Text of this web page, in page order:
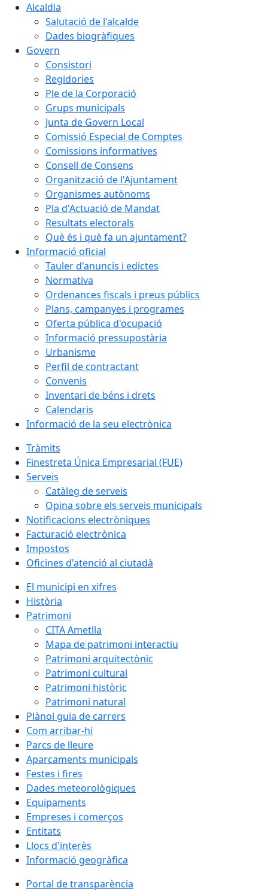
Alcaldia
Salutació de l'alcalde
Dades biogràfiques
Govern
Consistori
Regidories
Ple de la Corporació
Grups municipals
Junta de Govern Local
Comissió Especial de Comptes
Comissions informatives
Consell de Consens
Organització de l'Ajuntament
Organismes autònoms
Pla d'Actuació de Mandat
Resultats electorals
Què és i què fa un ajuntament?
Informació oficial
Tauler d'anuncis i edictes
Normativa
Ordenances fiscals i preus públics
Plans, campanyes i programes
Oferta pública d'ocupació
Informació pressupostària
Urbanisme
Perfil de contractant
Convenis
Inventari de béns i drets
Calendaris
Informació de la seu electrònica
Tràmits
Finestreta Única Empresarial (FUE)
Serveis
Catàleg de serveis
Opina sobre els serveis municipals
Notificacions electròniques
Facturació electrònica
Impostos
Oficines d'atenció al ciutadà
El municipi en xifres
Història
Patrimoni
CITA Ametlla
Mapa de patrimoni interactiu
Patrimoni arquitectònic
Patrimoni cultural
Patrimoni històric
Patrimoni natural
Plànol guia de carrers
Com arribar-hi
Parcs de lleure
Aparcaments municipals
Festes i fires
Dades meteorològiques
Equipaments
Empreses i comerços
Entitats
Llocs d'interès
Informació geogràfica
Portal de transparència